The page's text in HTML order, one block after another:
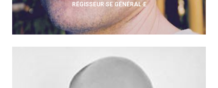
RÉGISSEUR·SE GÉNÉRAL·E